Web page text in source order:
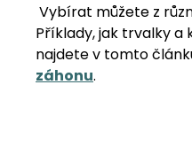
Vybírat můžete z
Příklady, jak trvalky a
najdete v tomto
záhonu.